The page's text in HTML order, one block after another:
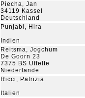
Piecha, Jan
34119 Kassel
Deutschland
Punjabi, Hira
Indien
Reitsma, Jogchum
De Goorn 23
7375 BS Uffelte
Niederlande
Ricci, Patrizia
Italien